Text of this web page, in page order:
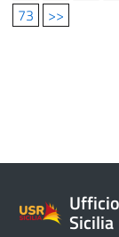
73
>>
Sicilia